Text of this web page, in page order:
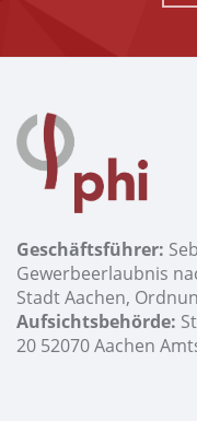
Geschäftsführer:
Gewerbeerlaubnis
Stadt Aachen,
Aufsichtsbehörde:
20 52070 Aachen